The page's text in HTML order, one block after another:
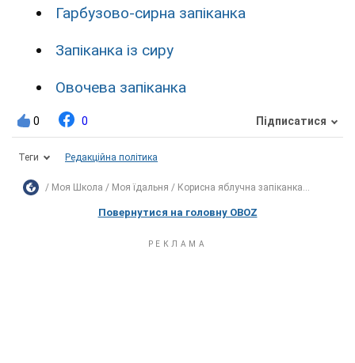
Гарбузово-сирна запіканка
Запіканка із сиру
Овочева запіканка
0 0 Підписатися
Теги Редакційна політика
Моя Школа Моя їдальня Корисна яблучна запіканка...
Повернутися на головну OBOZ